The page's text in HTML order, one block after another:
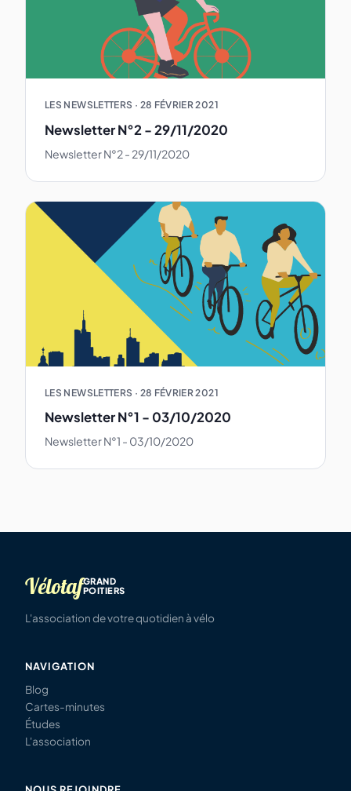
LES NEWSLETTERS · 28 FÉVRIER 2021
Newsletter N°2 - 29/11/2020
Newsletter N°2 - 29/11/2020
LES NEWSLETTERS · 28 FÉVRIER 2021
Newsletter N°1 - 03/10/2020
Newsletter N°1 - 03/10/2020
VélotafGRAND
POITIERS
L'association de votre quotidien à vélo
NAVIGATION
Blog
Cartes-minutes
Études
L'association